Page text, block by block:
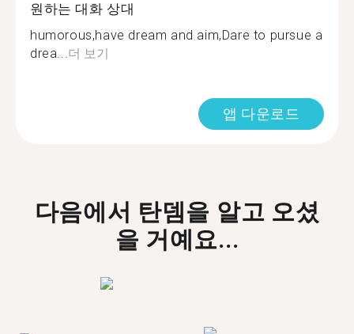
원하는 대화 상대
humorous,have dream and aim,Dare to pursue a
drea...더 보기
앱 다운로드
다음에서 탄뎀을 알고 오셨
을 거예요...